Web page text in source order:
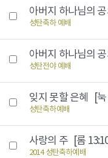
아버지 하나님의
성탄축하 예배
아버지 하나님의
성탄전야 예배
잊지 못할 은혜 [
성탄축하예배
사랑의 주 [롬
2014 성탄축하예배